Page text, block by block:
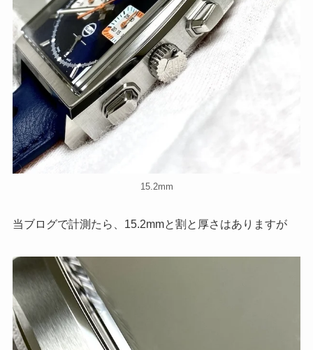
15.2mm
当ブログで計測たら、15.2mmと割と厚さはありますが